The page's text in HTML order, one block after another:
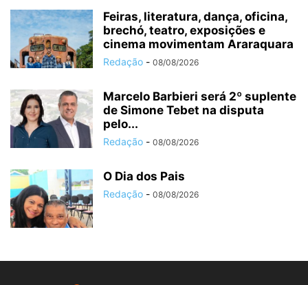
Feiras, literatura, dança, oficina,
brechó, teatro, exposições e
cinema movimentam Araraquara
Redação - 08/08/2026
Marcelo Barbieri será 2º suplente
de Simone Tebet na disputa
pelo...
Redação - 08/08/2026
O Dia dos Pais
Redação - 08/08/2026